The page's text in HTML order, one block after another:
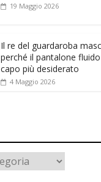
19 Maggio 2026
Il re del guardaroba
perché il pantalone
capo più desiderato
4 Maggio 2026